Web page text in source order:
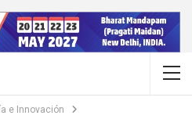
e Innovación